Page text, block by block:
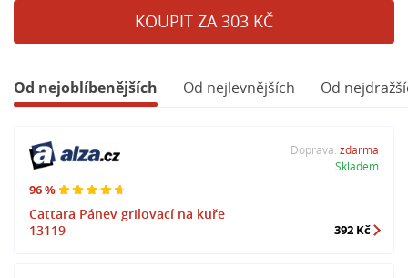
KOUPIT ZA 303 KČ
Od nejoblíbenějších Od nejlevnějších Od
96 %
Cattara Pánev grilovací na kuře
13119
Doprava: zdarma
Skladem
392 Kč